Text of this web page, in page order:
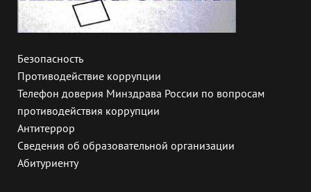
Безопасность
Противодействие коррупции
Телефон доверия Минздрава России по вопросам
противодействия коррупции
Антитеррор
Сведения об образовательной организации
Абитуриенту